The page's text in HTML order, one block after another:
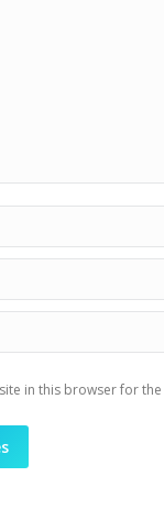
in this browser for